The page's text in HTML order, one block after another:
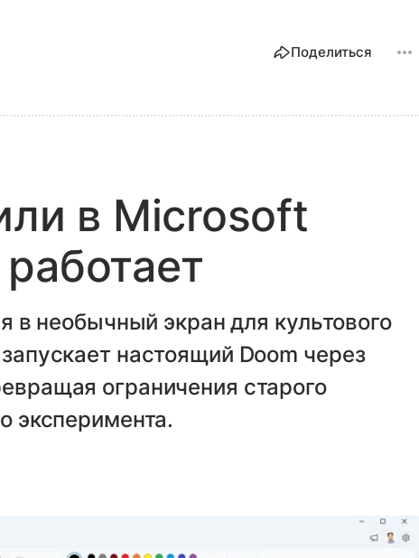
Поделиться
в Microsoft
в необычный экран для культового
настоящий Doom через
ограничения старого
эксперимента.